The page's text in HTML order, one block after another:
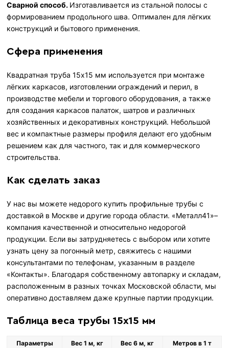
Сварной способ. Изготавливается из стальной полосы с
формированием продольного шва. Оптимален для лёгких
конструкций и бытового применения.
Сфера применения
Квадратная труба 15х15 мм используется при монтаже
лёгких каркасов, изготовлении ограждений и перил, в
производстве мебели и торгового оборудования, а также
для создания каркасов палаток, шатров и различных
хозяйственных и декоративных конструкций. Небольшой
вес и компактные размеры профиля делают его удобным
решением как для частного, так и для коммерческого
строительства.
Как сделать заказ
У нас вы можете недорого купить профильные трубы с
доставкой в Москве и другие города области. «Металл41»–
компания качественной и относительно недорогой
продукции. Если вы затрудняетесь с выбором или хотите
узнать цену за погонный метр, свяжитесь с нашими
консультантами по телефонам, указанным в разделе
«Контакты». Благодаря собственному автопарку и складам,
расположенным в разных точках Московской области, мы
оперативно доставляем даже крупные партии продукции.
Таблица веса трубы 15х15 мм
Параметры Вес 1 м, кг Вес 6 м, кг Метров в 1 т